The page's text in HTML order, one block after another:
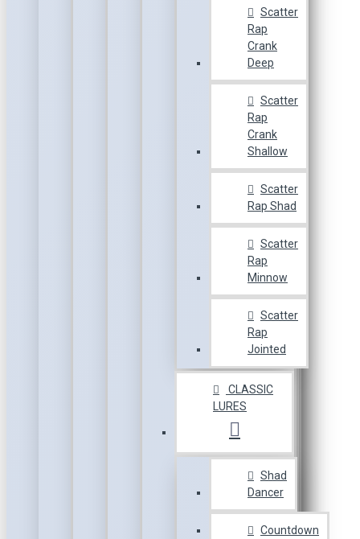
Scatter
Rap
Crank
Deep
Scatter
Rap
Crank
Shallow
Scatter
Rap Shad
Scatter
Rap
Minnow
Scatter
Rap
Jointed
CLASSIC
LURES
Shad
Dancer
Countdown